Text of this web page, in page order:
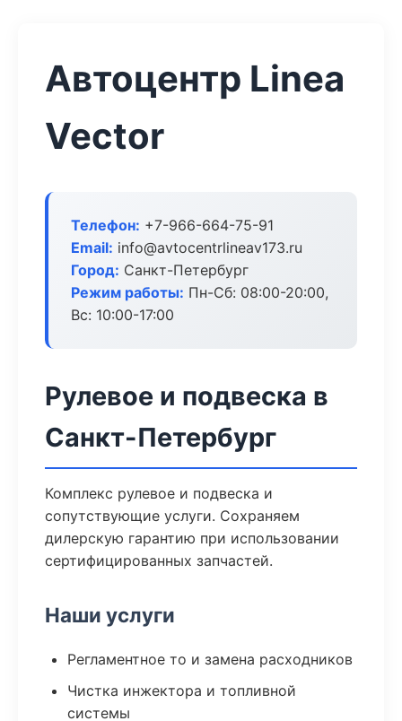
Автоцентр Linea
Vector
Телефон: +7-966-664-75-91
Email: info@avtocentrlineav173.ru
Город: Санкт-Петербург
Режим работы: Пн-Сб: 08:00-20:00,
Вс: 10:00-17:00
Рулевое и подвеска в
Санкт-Петербург
Комплекс рулевое и подвеска и
сопутствующие услуги. Сохраняем
дилерскую гарантию при использовании
сертифицированных запчастей.
Наши услуги
Регламентное то и замена расходников
Чистка инжектора и топливной
системы